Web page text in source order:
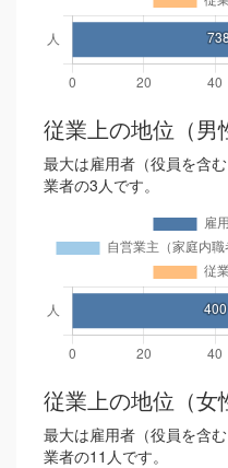
従業上の地位（男
最大は雇用者（役員を含
業者の3人です。
従業上の地位（女
最大は雇用者（役員を含
業者の11人です。